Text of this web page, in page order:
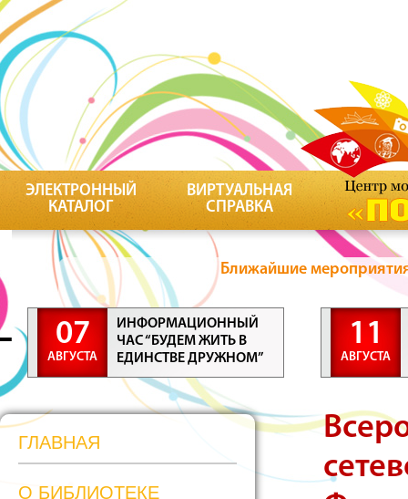
ЭЛЕКТРОННЫЙ
КАТАЛОГ
ВИРТУАЛЬНАЯ
СПРАВКА
Ближайшие
07
АВГУСТА
ИНФОРМАЦИОННЫЙ
ЧАС “БУДЕМ ЖИТЬ В
ЕДИНСТВЕ ДРУЖНОМ”
11
АВГУСТА
ГЛАВНАЯ
О БИБЛИОТЕКЕ